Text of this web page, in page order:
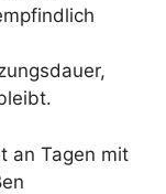
an Tagen mit